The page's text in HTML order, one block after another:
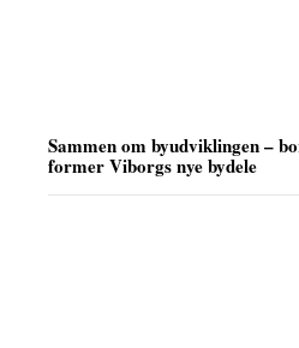
Sammen om byudviklingen –
former Viborgs nye bydele